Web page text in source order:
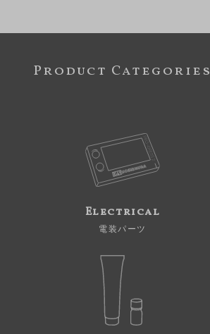
Product Categories
Electrical
電装パーツ